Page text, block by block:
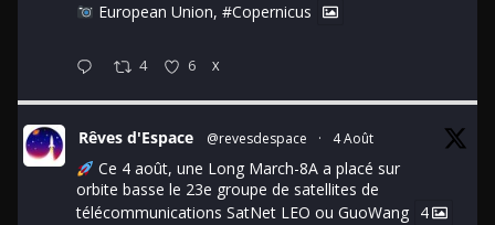
European Union, #Copernicus
4 6 X
Rêves d'Espace @revesdespace · 4 Août
Ce 4 août, une Long March-8A a placé sur
orbite basse le 23e groupe de satellites de
télécommunications SatNet LEO ou GuoWang 4